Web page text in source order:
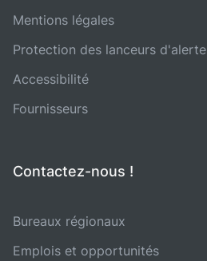
Mentions légales
Protection des lanceurs d'alerte
Accessibilité
Fournisseurs
Contactez-nous !
Bureaux régionaux
Emplois et opportunités